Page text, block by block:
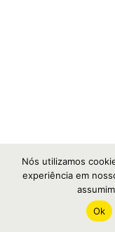
Nós utilizamos
experiência em
Ok